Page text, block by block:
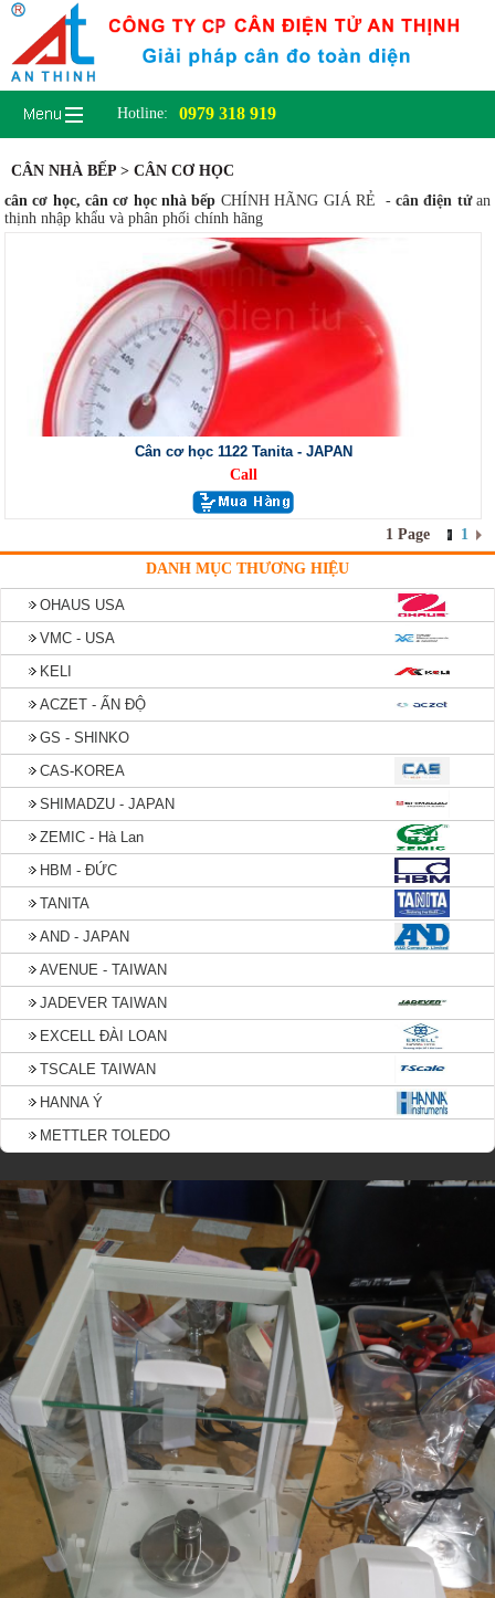
Hotline: 0979 318 919
CÂN NHÀ BẾP > CÂN CƠ HỌC
cân cơ học, cân cơ học nhà bếp CHÍNH HÃNG GIÁ RẺ - cân điện tửan
thịnh nhập khẩu và phân phối chính hãng
Cân cơ học 1122 Tanita - JAPAN
Call
1 Page 1
DANH MỤC THƯƠNG HIỆU
OHAUS USA
VMC - USA
KELI
ACZET - ẤN ĐỘ
GS - SHINKO
CAS-KOREA
SHIMADZU - JAPAN
ZEMIC - Hà Lan
HBM - ĐỨC
TANITA
AND - JAPAN
AVENUE - TAIWAN
JADEVER TAIWAN
EXCELL ĐÀI LOAN
TSCALE TAIWAN
HANNA Ý
METTLER TOLEDO